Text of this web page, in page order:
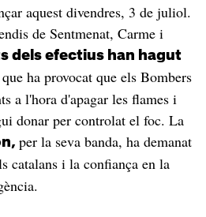
aquest divendres, 3 de juliol.
de Sentmenat, Carme i
dels efectius han hagut
ha provocat que els Bombers
a l'hora d'apagar les flames i
donar per controlat el foc. La
per la seva banda, ha demanat
catalans i la confiança en la